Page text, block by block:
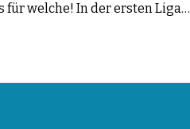
für welche! In der ersten Liga…